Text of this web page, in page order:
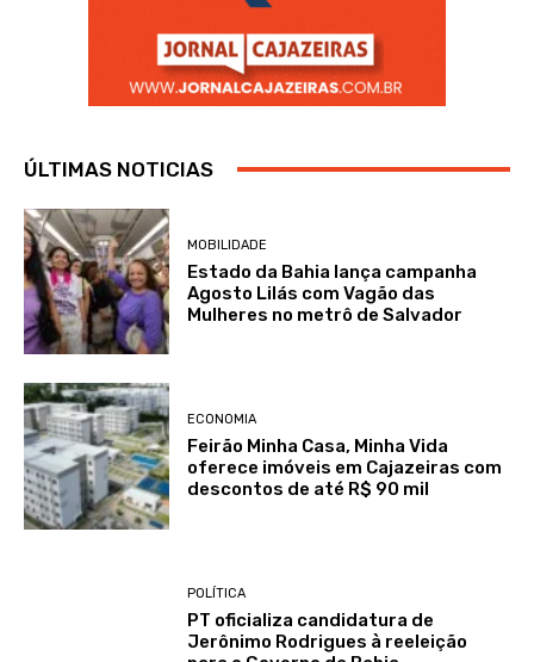
ÚLTIMAS NOTICIAS
MOBILIDADE
Estado da Bahia lança campanha
Agosto Lilás com Vagão das
Mulheres no metrô de Salvador
ECONOMIA
Feirão Minha Casa, Minha Vida
oferece imóveis em Cajazeiras com
descontos de até R$ 90 mil
POLÍTICA
PT oficializa candidatura de
Jerônimo Rodrigues à reeleição